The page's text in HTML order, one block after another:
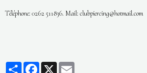
Téléphone: 0262 511836. Mail: clubpiercing@hotmail.com
PartagerFacebookX